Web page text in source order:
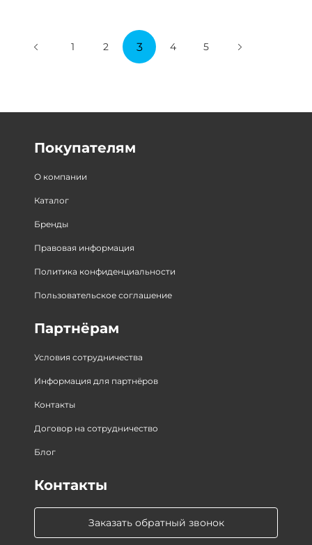
1 2 3 4 5
Покупателям
О компании
Каталог
Бренды
Правовая информация
Политика конфиденциальности
Пользовательское соглашение
Партнёрам
Условия сотрудничества
Информация для партнёров
Контакты
Договор на сотрудничество
Блог
Заказать обратный звонок
Контакты